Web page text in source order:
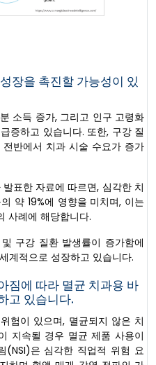
장을 촉진할 가능성이 있
소득 증가, 그리고 인구 고령화
증하고 있습니다. 또한, 구강 질
반에서 치과 시술 수요가 증가
발표한 자료에 따르면, 심각한 치
약 19%에 영향을 미치며, 이는
사례에 해당합니다.
구강 질환 발생률이 증가함에
계적으로 성장하고 있습니다.
짐에 따라 멸균 치과용 바
고 있습니다.
험이 있으며, 멸균되지 않은 치
지속될 경우 멸균 제품 사용이
(NSI)은 심각한 직업적 위험 요